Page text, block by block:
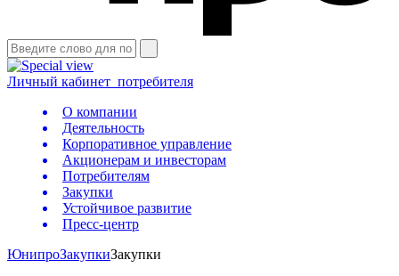
Личный кабинет потребителя
О компании
Деятельность
Корпоративное управление
Акционерам и инвесторам
Потребителям
Закупки
Устойчивое развитие
Пресс-центр
ЮнипроЗакупкиЗакупки